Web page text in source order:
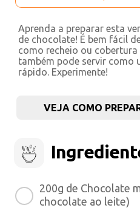
Aprenda a preparar esta
de chocolate! É bem fácil
como recheio ou cobertura
também pode servir como
rápido. Experimente!
VEJA COMO
200g de Chocolate
chocolate ao leite)